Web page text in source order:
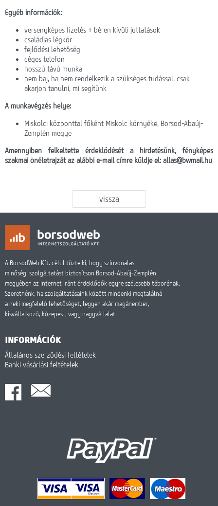
Egyéb információk:
versenyképes fizetés + béren kívüli juttatások
családias légkör
fejlődési lehetőség
céges telefon
hosszú távú munka
nem baj, ha nem rendelkezik a szükséges tudással, csak
akarjon tanulni, mi segítünk
A munkavégzés helye:
Miskolci központtal főként Miskolc környéke, Borsod-Abaúj-
Zemplén megye
Amennyiben felkeltette érdeklődését a hirdetésünk, fényképes
szakmai önéletrajzát az alábbi e-mail címre küldje el: allas@bwmail.hu
vissza
A BorsodWeb Kft. célul tűzte ki, hogy színvonalas
minőségi szolgáltatást biztosítson Borsod-Abaúj-Zemplén
megyében az Internet iránt érdeklődők egyre szélesebb táborának.
Szeretnénk, ha szolgáltatásaink között mindenki megtalálná
a neki megfelelő lehetőséget, legyen akár magánember,
kisvállalkozó, közepes-, vagy nagyvállalat.
INFORMÁCIÓK
Általános szerződési feltételek
Banki vásárlási feltételek